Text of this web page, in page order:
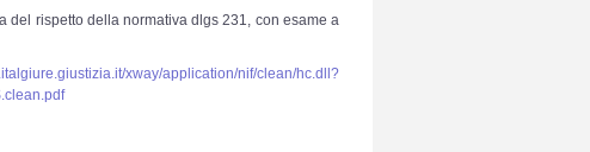
del rispetto della normativa dlgs 231, con esame a
xway/application/nif/clean/hc.dll?